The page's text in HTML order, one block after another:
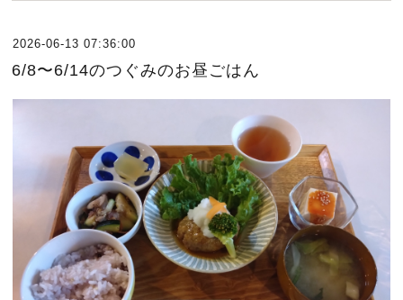
2026-06-13 07:36:00
6/8〜6/14のつぐみのお昼ごはん